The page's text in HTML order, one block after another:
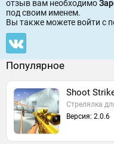
отзыв вам необходимо
под своим именем.
Вы также можете войти c
Популярное
Shoot
Стрелялка
Версия: 2.0.6